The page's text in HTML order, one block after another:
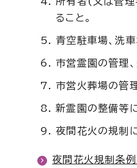
ること。
青空駐車場、洗
市営霊園の管理
市営火葬場の管
新霊園の整備等
夜間花火の規制
夜間花火規制条